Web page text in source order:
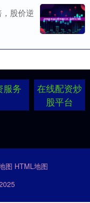
股价逆
服务
在线配资炒
股平台
图 HTML地图